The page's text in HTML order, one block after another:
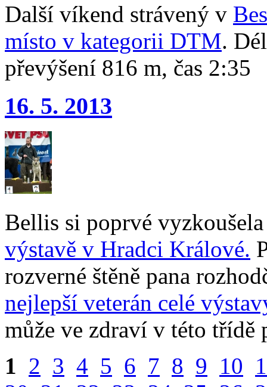
Další víkend strávený v
místo v kategorii DTM.
převýšení 816 m, čas 2:35
16. 5. 2013
Bellis si poprvé
výstavě v Hradci Králové.
rozverné štěně pana
nejlepší veterán celé
může ve zdraví v této třídě
1 2 3 4 5 6 7 8 9 10